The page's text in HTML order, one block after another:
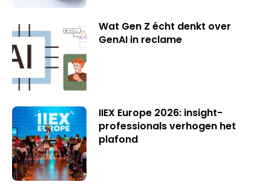
Wat Gen Z écht denkt over
GenAI in reclame
IIEX Europe 2026: insight-
professionals verhogen het
plafond